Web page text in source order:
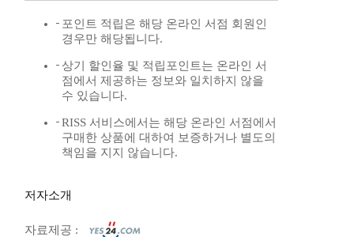
포인트 적립은 해당 온라인 서점 회원인
경우만 해당됩니다.
상기 할인율 및 적립포인트는 온라인 서
점에서 제공하는 정보와 일치하지 않을
수 있습니다.
RISS 서비스에서는 해당 온라인 서점에서
구매한 상품에 대하여 보증하거나 별도의
책임을 지지 않습니다.
저자소개
자료제공 :